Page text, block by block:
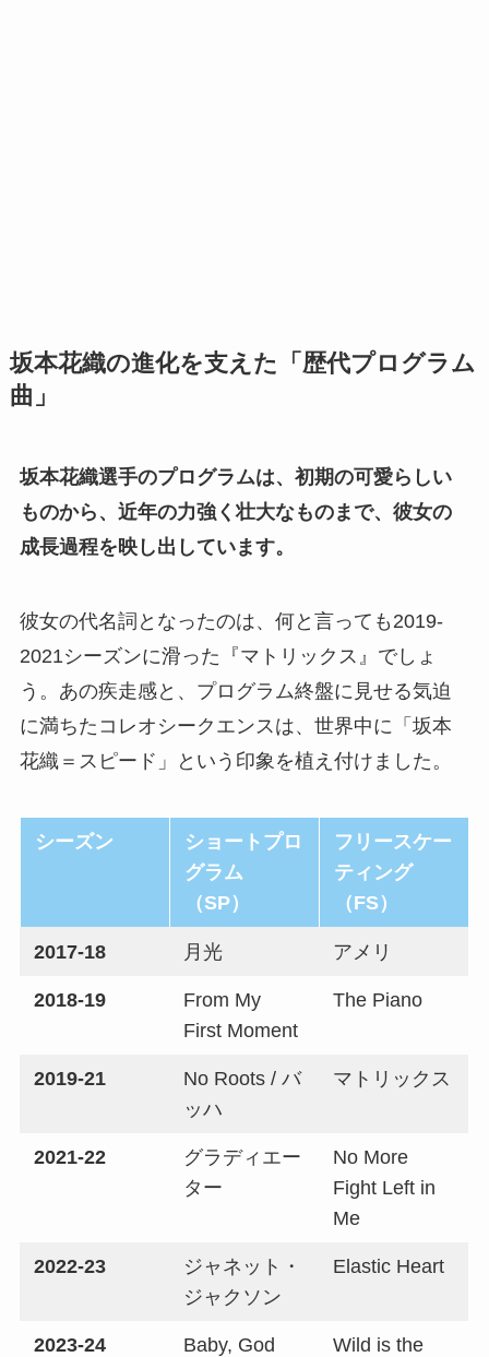
坂本花織の進化を支えた「歴代プログラム
曲」
坂本花織選手のプログラムは、初期の可愛らしい
ものから、近年の力強く壮大なものまで、彼女の
成長過程を映し出しています。
彼女の代名詞となったのは、何と言っても2019-
2021シーズンに滑った『マトリックス』でしょ
う。あの疾走感と、プログラム終盤に見せる気迫
に満ちたコレオシークエンスは、世界中に「坂本
花織＝スピード」という印象を植え付けました。
シーズン
ショートプロ
グラム
（SP）
フリースケー
ティング
（FS）
2017-18 月光 アメリ
2018-19
From My
First Moment
The Piano
2019-21
No Roots / バ
ッハ
マトリックス
2021-22
グラディエー
ター
No More
Fight Left in
Me
2022-23
ジャネット・
ジャクソン
Elastic Heart
2023-24 Baby, God Wild is the